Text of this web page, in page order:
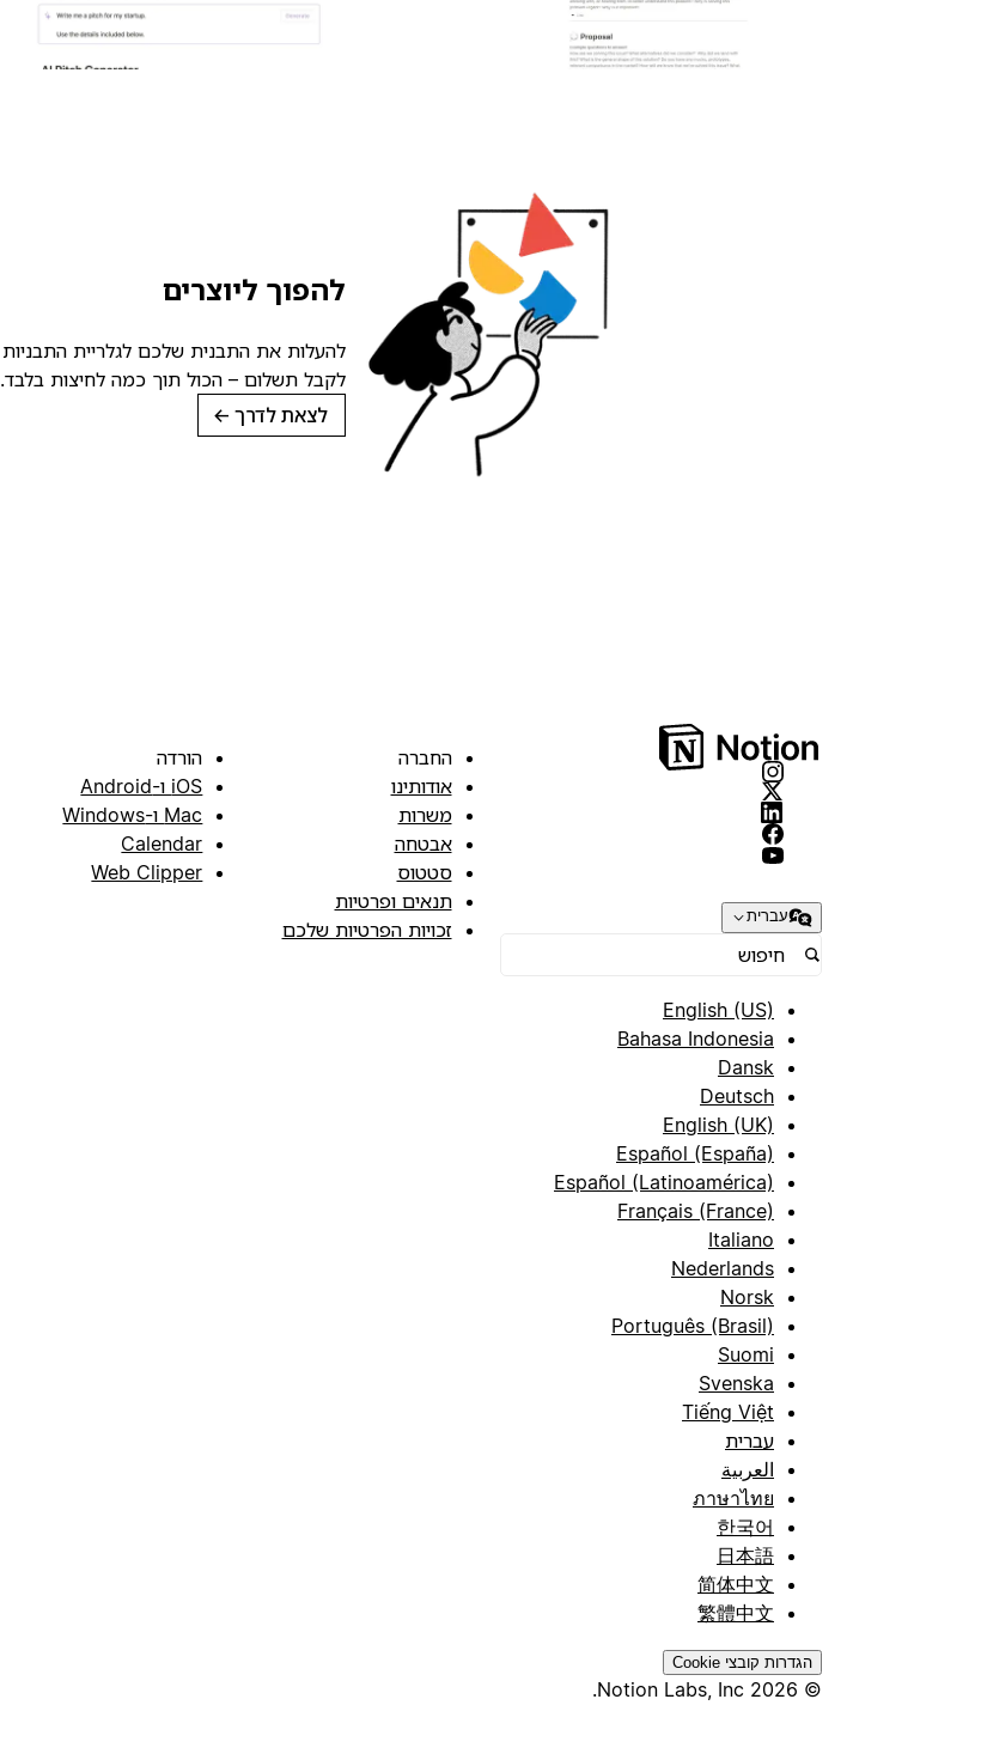
להפוך ליוצרים
לקבל תשלום – הכול תוך כמה לחיצות בלבד.
לצאת לדרך →
עברית
English (US)
Bahasa Indonesia
Dansk
Deutsch
English (UK)
Español (España)
Español (Latinoamérica)
Français (France)
Italiano
Nederlands
Norsk
Português (Brasil)
Suomi
Svenska
Tiếng Việt
עברית
العربية
ภาษาไทย
한국어
日本語
简体中文
繁體中文
הגדרות קובצי Cookie
© 2026 Notion Labs, Inc.
החברה
אודותינו
משרות
אבטחה
סטטוס
תנאים ופרטיות
זכויות הפרטיות שלכם
הורדה
iOS ו-Android
Mac ו-Windows
Calendar
Web Clipper